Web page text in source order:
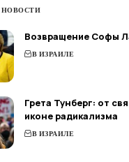
НОВОСТИ
Возвращение Софы
В ИЗРАИЛЕ
Грета Тунберг: от
иконе радикализма
В ИЗРАИЛЕ